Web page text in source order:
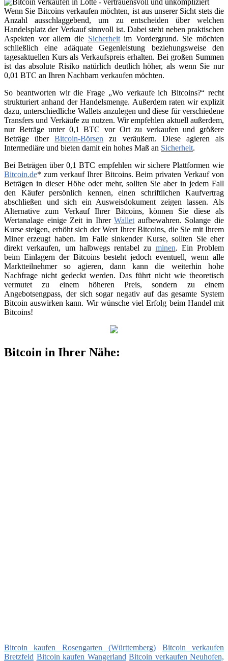
Wenn Sie Bitcoins verkaufen möchten, ist aus unserer Sicht stets die
Anzahl ausschlaggebend, um zu entscheiden über welchen
Handelsplatz der Verkauf sinnvoll ist. Dabei steht neben praktischen
Aspekten vor allem die Sicherheitim Vordergrund. Sie möchten
schließlich eine adäquate Gegenleistung beziehungsweise den
tagesaktuellen Kurs als Verkaufspreis erhalten. Bei großen Summen
ist das absolute Risiko natürlich deutlich höher, als wenn Sie nur
0,01 BTC an Ihren Nachbarn verkaufen möchten.
So beantworten wir die Frage „Wo verkaufe ich Bitcoins?“ recht
strukturiert anhand der Handelsmenge. Außerdem raten wir explizit
dazu, unterschiedliche Wallets anzulegen und diese für verschiedene
Transfers und Verkäufe zu nutzen. Wir empfehlen aktuell außerdem,
nur Beträge unter 0,1 BTC vor Ort zu verkaufen und größere
Beträge überBitcoin-Börsen zu veräußern. Diese agieren als
Intermediäre und bieten damit ein hohes Maß an Sicherheit.
Bei Beträgen über 0,1 BTC empfehlen wir sichere Plattformen wie
Bitcoin.de* zum verkauf Ihrer Bitcoins. Beim privaten Verkauf von
Beträgen in dieser Höhe oder mehr, sollten Sie aber in jedem Fall
den Käufer persönlich kennen, einen schriftlichen Kaufvertrag
abschließen und sich ein Ausweisdokument zeigen lassen. Als
Alternative zum Verkauf Ihrer Bitcoins, können Sie diese als
Wertanalage einige Zeit in IhrerWallet aufbewahren. Solange die
Kurse steigen, erhöht sich der Wert Ihrer Bitcoins, die Sie mit Ihrem
Miner erzeugt haben. Im Falle sinkender Kurse, sollten Sie eher
direkt verkaufen, um halbwegs rentabel zu minen. Ein Problem
beim Einlagern der Bitcoins besteht jedoch eventuell, wenn alle
Marktteilnehmer so agieren, dann kann die weiterhin hohe
Nachfrage nicht gedeckt werden. Das führt nicht wie theoretisch
vermutet zu einem höheren Preis, sondern zu einem
Angebotsengpass, der sich sogar negativ auf das gesamte System
Bitcoin auswirken kann. Wir wünsche viel Erfolg beim Handel mit
Bitcoins!
Bitcoin in Ihrer Nähe:
Bitcoin kaufen Rosengarten (Württemberg)
Bitcoin verkaufen
Bretzfeld Bitcoin kaufen Wangerland Bitcoin verkaufen Neuhofen,